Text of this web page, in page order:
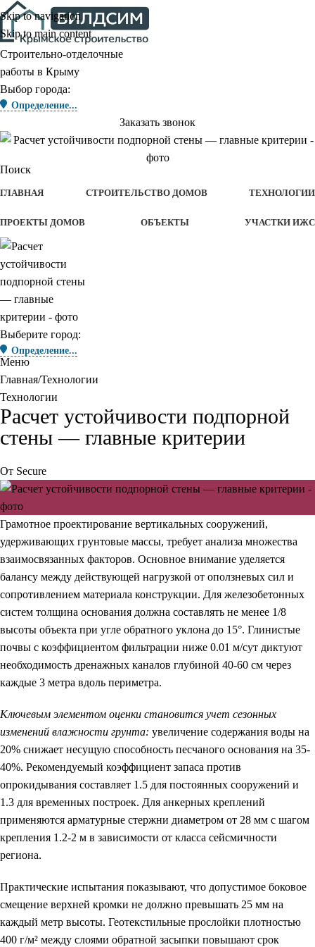
Skip to navigation
Skip to main content
Строительно-отделочные
работы в Крыму
Выбор города:
Определение...
Заказать звонок
Поиск
ГЛАВНАЯ СТРОИТЕЛЬСТВО ДОМОВ ТЕХНОЛОГИИ
ПРОЕКТЫ ДОМОВ ОБЪЕКТЫ УЧАСТКИ ИЖС
Выберите город:
Определение...
Меню
Главная Технологии
Технологии
Расчет устойчивости подпорной
стены — главные критерии
От Secure
Грамотное проектирование вертикальных сооружений,
удерживающих грунтовые массы, требует анализа множества
взаимосвязанных факторов. Основное внимание уделяется
балансу между действующей нагрузкой от оползневых сил и
сопротивлением материала конструкции. Для железобетонных
систем толщина основания должна составлять не менее 1/8
высоты объекта при угле обратного уклона до 15°. Глинистые
почвы с коэффициентом фильтрации ниже 0.01 м/сут диктуют
необходимость дренажных каналов глубиной 40-60 см через
каждые 3 метра вдоль периметра.
Ключевым элементом оценки становится учет сезонных
изменений влажности грунта: увеличение содержания воды на
20% снижает несущую способность песчаного основания на 35-
40%. Рекомендуемый коэффициент запаса против
опрокидывания составляет 1.5 для постоянных сооружений и
1.3 для временных построек. Для анкерных креплений
применяются арматурные стержни диаметром от 28 мм с шагом
крепления 1.2-2 м в зависимости от класса сейсмичности
региона.
Практические испытания показывают, что допустимое боковое
смещение верхней кромки не должно превышать 25 мм на
каждый метр высоты. Геотекстильные прослойки плотностью
400 г/м² между слоями обратной засыпки повышают срок